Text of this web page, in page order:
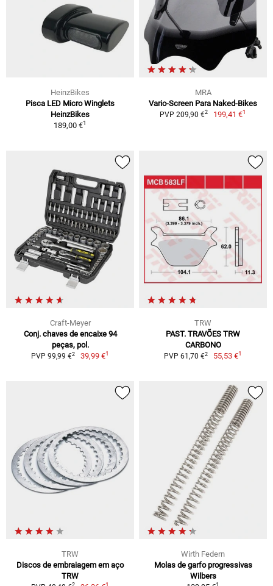
HeinzBikes
Pisca LED Micro Winglets
HeinzBikes
189,00 €1
MRA
Vario-Screen Para Naked-Bikes
PVP 209,90 €2 199,41 €1
Craft-Meyer
Conj. chaves de encaixe 94
peças, pol.
PVP 99,99 €2 39,99 €1
TRW
PAST. TRAVÕES TRW
CARBONO
PVP 61,70 €2 55,53 €1
TRW
Discos de embraiagem em aço
TRW
1
Wirth Federn
Molas de garfo progressivas
Wilbers
1